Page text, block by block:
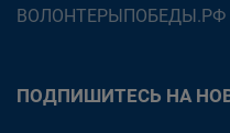
ВОЛОНТЕРЫПОБЕДЫ.РФ
ПОДПИШИТЕСЬ НА